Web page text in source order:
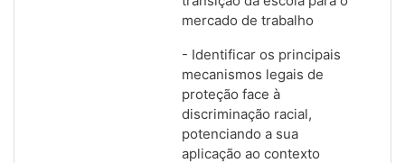
mercado de trabalho
- Identificar os principais
mecanismos legais de
proteção face à
discriminação racial,
potenciando a sua
aplicação ao contexto